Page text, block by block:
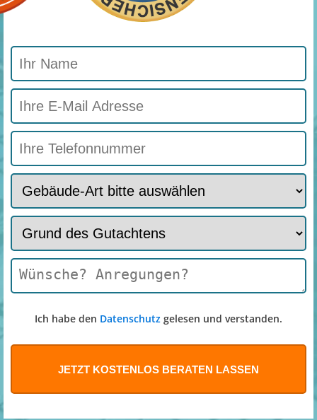
Ich habe den Datenschutz gelesen und verstanden.